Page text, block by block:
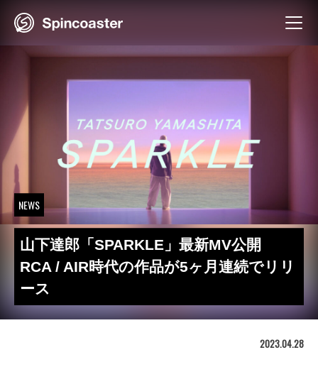
NEWS
山下達郎「SPARKLE」最新MV公開
RCA / AIR時代の作品が5ヶ月連続でリリ
ース
2023.04.28